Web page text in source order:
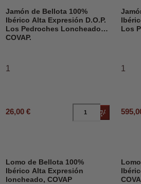
Jamón de Bellota 100%
Ibérico Alta Expresión D.O.P.
Los Pedroches Loncheado,
COVAP.
1
26,00 € Añadir al
Los
1
Lomo de Bellota 100%
Ibérico Alta Expresión
loncheado, COVAP